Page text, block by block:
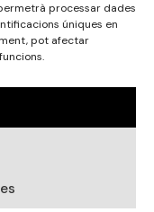
processar dades
úniques en
pot afectar
reservats.
galetes.